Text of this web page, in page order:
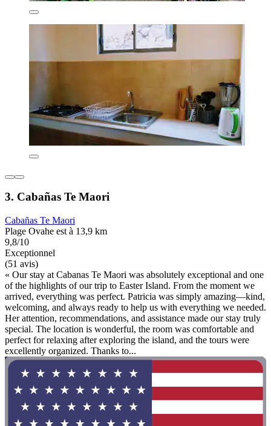
3. Cabañas Te Maori
Cabañas Te Maori
Plage Ovahe est à 13,9 km
9,8/10
Exceptionnel
(51 avis)
« Our stay at Cabanas Te Maori was absolutely exceptional and one
of the highlights of our trip to Easter Island. From the moment we
arrived, everything was perfect. Patricia was simply amazing—kind,
welcoming, and always ready to help us with everything we needed.
Her attention, recommendations, and assistance made our stay truly
special. The location is wonderful, the room was comfortable and
perfect for relaxing after exploring the island, and the tours were
excellently organized. Thanks to...